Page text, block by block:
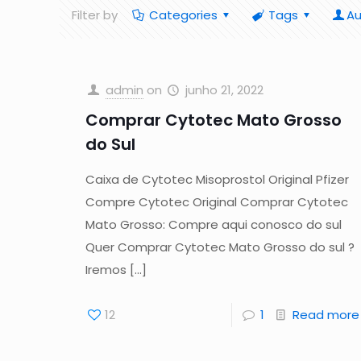
Filter by Categories Tags
admin on junho 21, 2022
Comprar Cytotec Mato Grosso
do Sul
Caixa de Cytotec Misoprostol Original Pfizer
Compre Cytotec Original Comprar Cytotec
Mato Grosso: Compre aqui conosco do sul
Quer Comprar Cytotec Mato Grosso do sul ?
Iremos […]
12 1 Read more